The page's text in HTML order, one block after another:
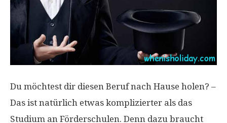
Du möchtest dir diesen Beruf nach Hause holen? –
Das ist natürlich etwas komplizierter als das
Studium an Förderschulen. Denn dazu braucht